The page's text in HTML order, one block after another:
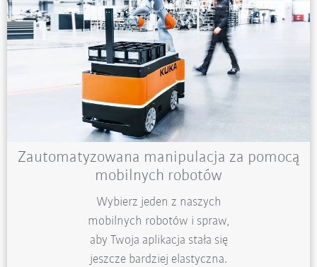
Zautomatyzowana manipulacja za pomocą
mobilnych robotów
Wybierz jeden z naszych
mobilnych robotów i spraw,
aby Twoja aplikacja stała się
jeszcze bardziej elastyczna.